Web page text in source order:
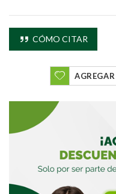
CÓMO CITAR